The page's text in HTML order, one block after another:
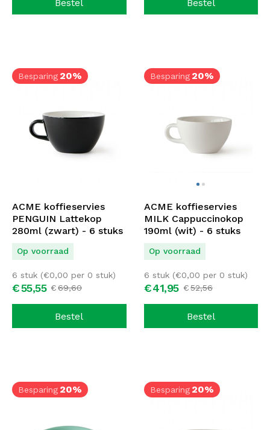
Bestel Bestel
Besparing 20%
ACME koffieservies
PENGUIN Lattekop
280ml (zwart) - 6 stuks
Op voorraad
€ 69,60
€55,55
6 stuk (€0,00 per 0 stuk)
Bestel
Besparing 20%
ACME koffieservies
MILK Cappuccinokop
190ml (wit) - 6 stuks
Op voorraad
€52,56
€41,95
6 stuk (€0,00 per 0 stuk)
Bestel
Besparing 20% Besparing 20%